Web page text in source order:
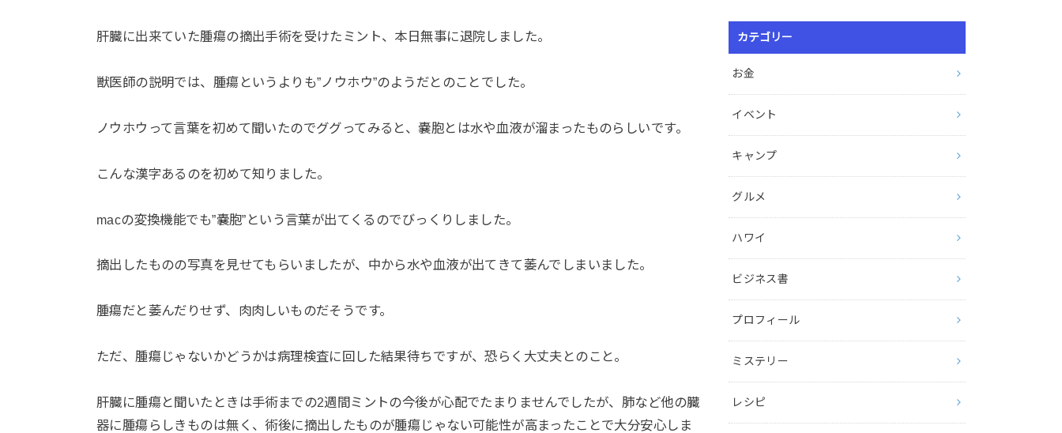
肝臓に出来ていた腫瘍の摘出手術を受けたミント、本日無事に退院しました。
獣医師の説明では、腫瘍というよりも”ノウホウ”のようだとのことでした。
ノウホウって言葉を初めて聞いたのでググってみると、嚢胞とは水や血液が溜まったものらしいです。
こんな漢字あるのを初めて知りました。
macの変換機能でも”嚢胞”という言葉が出てくるのでびっくりしました。
摘出したものの写真を見せてもらいましたが、中から水や血液が出てきて萎んでしまいました。
腫瘍だと萎んだりせず、肉肉しいものだそうです。
ただ、腫瘍じゃないかどうかは病理検査に回した結果待ちですが、恐らく大丈夫とのこと。
肝臓に腫瘍と聞いたときは手術までの2週間ミントの今後が心配でたまりませんでしたが、肺など他の臓
器に腫瘍らしきものは無く、術後に摘出したものが腫瘍じゃない可能性が高まったことで大分安心しま
カテゴリー
お金
イベント
キャンプ
グルメ
ハワイ
ビジネス書
プロフィール
ミステリー
レシピ